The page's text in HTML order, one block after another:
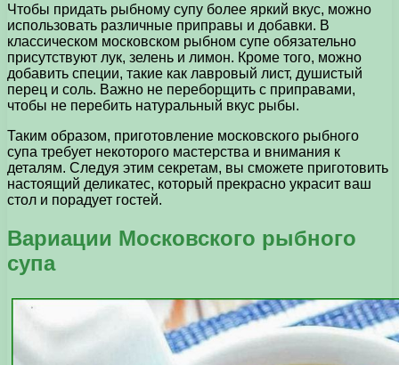
Чтобы придать рыбному супу более яркий вкус, можно
использовать различные приправы и добавки. В
классическом московском рыбном супе обязательно
присутствуют лук, зелень и лимон. Кроме того, можно
добавить специи, такие как лавровый лист, душистый
перец и соль. Важно не переборщить с приправами,
чтобы не перебить натуральный вкус рыбы.
Таким образом, приготовление московского рыбного
супа требует некоторого мастерства и внимания к
деталям. Следуя этим секретам, вы сможете приготовить
настоящий деликатес, который прекрасно украсит ваш
стол и порадует гостей.
Вариации Московского рыбного
супа